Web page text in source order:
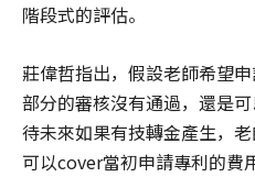
階段式的評估。
莊偉哲指出，假設老師希望
部分的審核沒有通過，還是可
待未來如果有技轉金產生，
可以cover當初申請專利的費